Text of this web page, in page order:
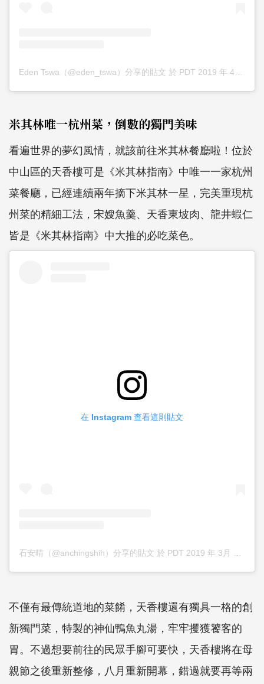
Eden Tswa（@eden_tswa）分享的貼文 於 PDT 2019 年 4月 月 5 日 下午 7:13
米其林唯一杭州菜，倒數的獨門美味
看遍世界的夢幻風情，就該前往米其林餐廳啦！位於
中山區的天香樓可是《米其林指南》中唯一一家杭州
菜餐廳，已經連續兩年摘下米其林一星，完美重現杭
州菜的精細工法，宋嫂魚羹、天香東坡肉、龍井蝦仁
皆是《米其林指南》中大推的必吃菜色。
在 Instagram 查看這則貼文
石安晴（@anchingshih）分享的貼文 於 PDT 2019 年 3月 月 26 日 上午 8:38
不僅有最傳統道地的菜餚，天香樓還有獨具一格的創
新獨門菜，特製的神仙鴨魚丸湯，牢牢攫獲饕客的
胃。不過想要前往的民眾手腳可要快，天香樓將在母
親節之後重新整修，八月重新開幕，錯過就要再等兩